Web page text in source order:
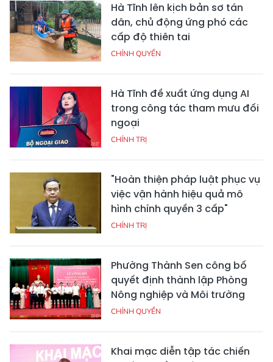
Hà Tĩnh lên kịch bản sơ tán
dân, chủ động ứng phó các
cấp độ thiên tai
CHÍNH QUYỀN
Hà Tĩnh đề xuất ứng dụng AI
trong công tác tham mưu đối
ngoại
CHÍNH TRỊ
"Hoàn thiện pháp luật phục vụ
việc vận hành hiệu quả mô
hình chính quyền 3 cấp"
CHÍNH TRỊ
Phường Thành Sen công bố
quyết định thành lập Phòng
Nông nghiệp và Môi trường
CHÍNH QUYỀN
Khai mạc diễn tập tác chiến